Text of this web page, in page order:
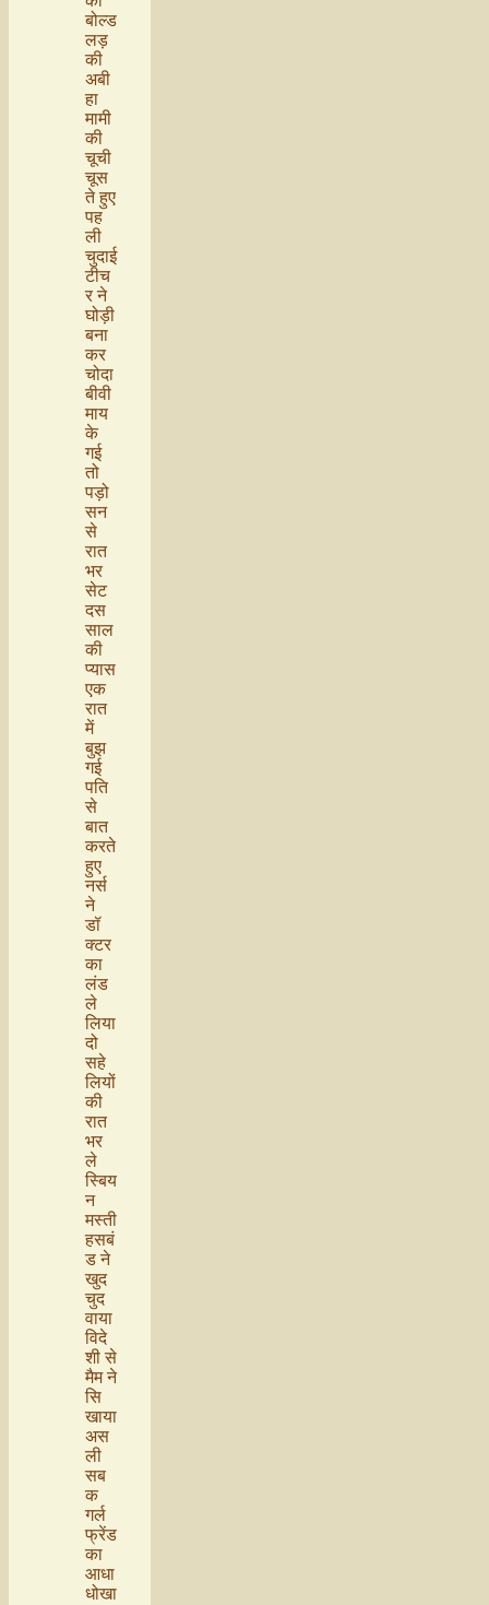
बोल्ड
लड़
की
अबी
हा
मामी
की
चूची
चूस
ते हुए
पह
ली
चुदाई
टीच
र ने
घोड़ी
बना
कर
चोदा
बीवी
माय
के
गई
तो
पड़ो
सन
से
रात
भर
सेट
दस
साल
की
प्यास
एक
रात
में
बुझ
गई
पति
से
बात
करते
हुए
नर्स
ने
डॉ
क्टर
का
लंड
ले
लिया
दो
सहे
लियों
की
रात
भर
ले
स्बिय
न
मस्ती
हसबं
ड ने
खुद
चुद
वाया
विदे
शी से
मैम ने
सि
खाया
अस
ली
सब
क
गर्ल
फ्रेंड
का
आधा
धोखा